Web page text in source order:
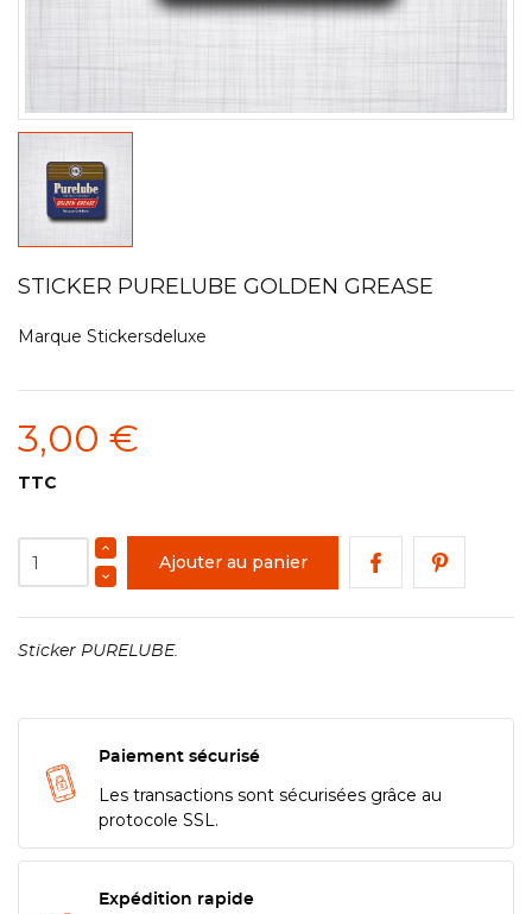
STICKER PURELUBE GOLDEN GREASE
Marque Stickersdeluxe
3,00 €
TTC
Ajouter au panier
Sticker PURELUBE.
Paiement sécurisé
Les transactions sont sécurisées grâce au
protocole SSL.
Expédition rapide